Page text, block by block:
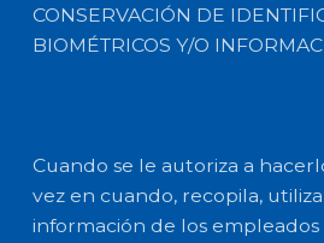
CONSERVACIÓN DE
BIOMÉTRICOS Y/O
Cuando se le autoriza a
vez en cuando, recopila,
información de los